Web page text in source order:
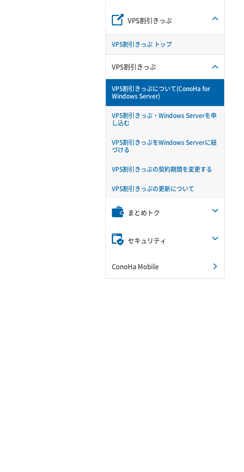
VPS割引きっぷ
VPS割引きっぷ トップ
VPS割引きっぷ
VPS割引きっぷについて(ConoHa for
Windows Server)
VPS割引きっぷ・Windows Serverを申
し込む
VPS割引きっぷをWindows Serverに紐
づける
VPS割引きっぷの契約期間を変更する
VPS割引きっぷの更新について
まとめトク
セキュリティ
ConoHa Mobile